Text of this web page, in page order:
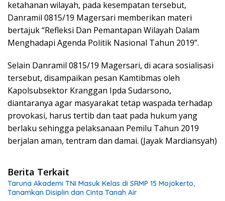
ketahanan wilayah, pada kesempatan tersebut,
Danramil 0815/19 Magersari memberikan materi
bertajuk “Refleksi Dan Pemantapan Wilayah Dalam
Menghadapi Agenda Politik Nasional Tahun 2019”.
Selain Danramil 0815/19 Magersari, di acara sosialisasi
tersebut, disampaikan pesan Kamtibmas oleh
Kapolsubsektor Kranggan Ipda Sudarsono,
diantaranya agar masyarakat tetap waspada terhadap
provokasi, harus tertib dan taat pada hukum yang
berlaku sehingga pelaksanaan Pemilu Tahun 2019
berjalan aman, tentram dan damai. (Jayak Mardiansyah)
Berita Terkait
Taruna Akademi TNI Masuk Kelas di SRMP 15 Mojokerto,
Tanamkan Disiplin dan Cinta Tanah Air